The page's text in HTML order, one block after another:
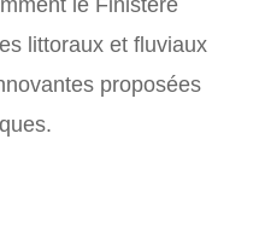
le Finistère
littoraux et fluviaux
proposées